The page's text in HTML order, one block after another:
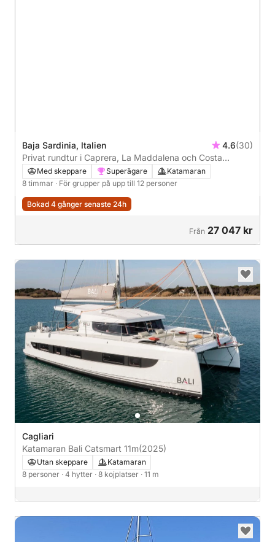
Baja Sardinia, Italien 4.6(30)
Privat rundtur i Caprera, La Maddalena och Costa
Smeralda
Med skeppare Superägare
Katamaran
8 timmar · För grupper på upp till 12 personer
Bokad 4 gånger senaste 24h
Från 27 047 kr
Cagliari
Katamaran Bali Catsmart 11m(2025)
Utan skeppare
Katamaran
8 personer · 4 hytter · 8 kojplatser · 11 m